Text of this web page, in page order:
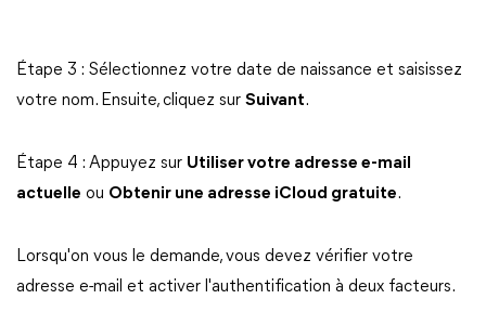
Étape 3 : Sélectionnez votre date de naissance et saisissez
votre nom. Ensuite, cliquez sur Suivant.
Étape 4 : Appuyez sur Utiliser votre adresse e-mail
actuelle ou Obtenir une adresse iCloud gratuite.
Lorsqu'on vous le demande, vous devez vérifier votre
adresse e-mail et activer l'authentification à deux facteurs.